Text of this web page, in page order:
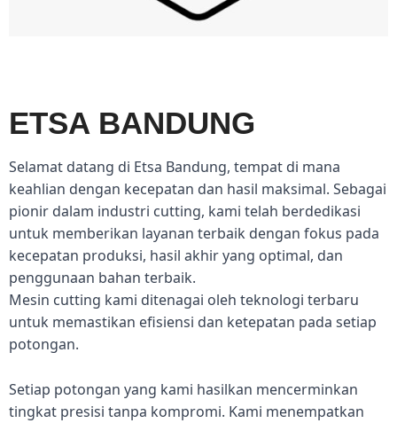
ETSA BANDUNG
Selamat datang di Etsa Bandung, tempat di mana
keahlian dengan kecepatan dan hasil maksimal. Sebagai
pionir dalam industri cutting, kami telah berdedikasi
untuk memberikan layanan terbaik dengan fokus pada
kecepatan produksi, hasil akhir yang optimal, dan
penggunaan bahan terbaik.
Mesin cutting kami ditenagai oleh teknologi terbaru
untuk memastikan efisiensi dan ketepatan pada setiap
potongan.
Setiap potongan yang kami hasilkan mencerminkan
tingkat presisi tanpa kompromi. Kami menempatkan